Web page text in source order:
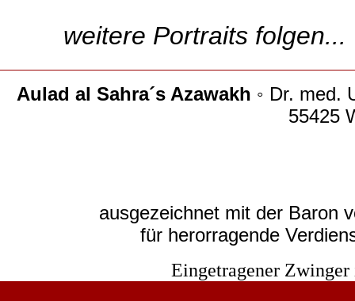
weitere Portraits folgen...
Aulad al Sahra´s Azawakh ◦ Dr. med.
55425
ausgezeichnet mit der Baron
für herorragende
Eingetragener